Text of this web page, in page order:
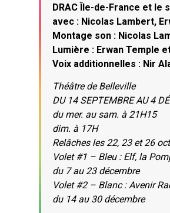
DRAC Île-de-France et le
avec : Nicolas Lambert,
Montage son : Nicolas
Lumière : Erwan Temple
Voix additionnelles : Nir
Théâtre de Belleville
DU 14 SEPTEMBRE AU 4
du mer. au sam. à 21H15
dim. à 17H
Relâches les 22, 23 et 26
Volet #1 – Bleu : Elf, la
du 7 au 23 décembre
Volet #2 – Blanc : Avenir
du 14 au 30 décembre